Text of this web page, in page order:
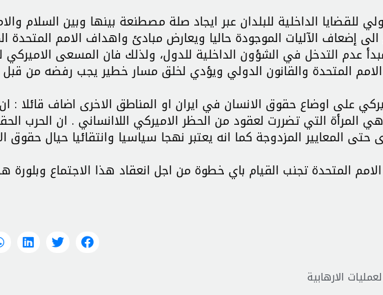
الداخلية للبلدان عبر ايجاد صلة مصطنعة بينها وبين السلام
إضعاف الآليات الموجودة حاليا ويعارض مبادئ واهداف الامم المتحدة
عدم التدخل في الشؤون الداخلية للدول، ولذلك فان المسعى الاميركي
الامم المتحدة والقانون الدولي ويؤدي لخلق مسار خطير يجب رفضه من
على اوضاع حقوق الانسان في ايران او المناطق الاخرى اضاف قائلا : ان
المرأة التي تضررت لعقود من الحظر الاميركي اللاانساني . ان الحرب
المعايير المزدوجة كما انه يعتبر نهجا سياسيا وانتقائيا حيال حقوق
المتحدة تجنب القيام باي خطوة من اجل انعقاد هذا الاجتماع وبلورة
الارهابية